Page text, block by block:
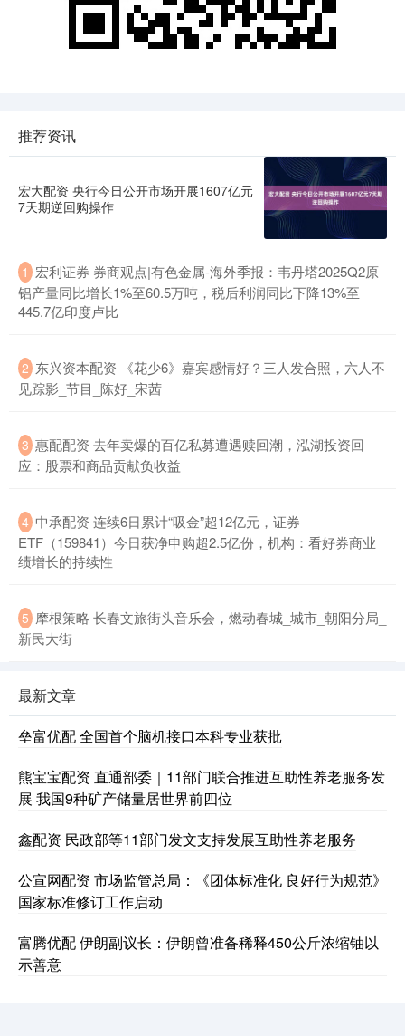
推荐资讯
宏大配资 央行今日公开市场开展1607亿元
7天期逆回购操作
1 宏利证券 券商观点|有色金属-海外季报：韦丹塔2025Q2原
铝产量同比增长1%至60.5万吨，税后利润同比下降13%至
445.7亿印度卢比
2 东兴资本配资 《花少6》嘉宾感情好？三人发合照，六人不
见踪影_节目_陈好_宋茜
3 惠配配资 去年卖爆的百亿私募遭遇赎回潮，泓湖投资回
应：股票和商品贡献负收益
4 中承配资 连续6日累计“吸金”超12亿元，证券
ETF（159841）今日获净申购超2.5亿份，机构：看好券商业
绩增长的持续性
5 摩根策略 长春文旅街头音乐会，燃动春城_城市_朝阳分局_
新民大街
最新文章
垒富优配 全国首个脑机接口本科专业获批
熊宝宝配资 直通部委｜11部门联合推进互助性养老服务发
展 我国9种矿产储量居世界前四位
鑫配资 民政部等11部门发文支持发展互助性养老服务
公宣网配资 市场监管总局：《团体标准化 良好行为规范》
国家标准修订工作启动
富腾优配 伊朗副议长：伊朗曾准备稀释450公斤浓缩铀以
示善意